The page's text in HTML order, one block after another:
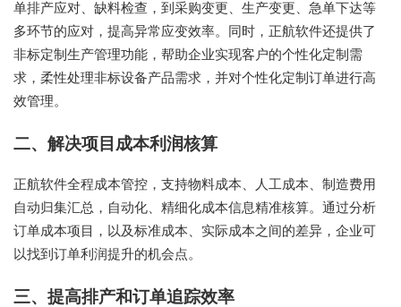
单排产应对、缺料检查，到采购变更、生产变更、急单下达等
多环节的应对，提高异常应变效率。同时，正航软件还提供了
非标定制生产管理功能，帮助企业实现客户的个性化定制需
求，柔性处理非标设备产品需求，并对个性化定制订单进行高
效管理。
二、解决项目成本利润核算
正航软件全程成本管控，支持物料成本、人工成本、制造费用
自动归集汇总，自动化、精细化成本信息精准核算。通过分析
订单成本项目，以及标准成本、实际成本之间的差异，企业可
以找到订单利润提升的机会点。
三、提高排产和订单追踪效率